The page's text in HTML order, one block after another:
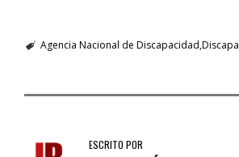
Agencia Nacional de Discapacidad
ESCRITO POR